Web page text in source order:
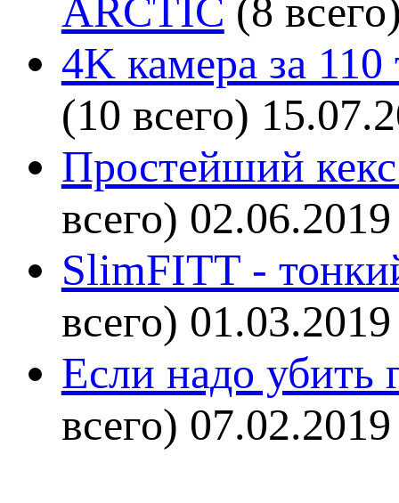
ARCTIC (8
4K камера за
(10 всего)
Простейший кекс
всего) 02.06.2019
SlimFITT -
всего) 01.03.2019
Если надо убить
всего) 07.02.2019